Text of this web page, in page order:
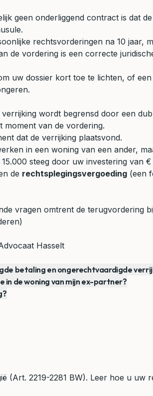
geen onderliggend contract is dat
rechtsvorderingen na 10 jaar,
de vordering is een correcte
uw dossier kort toe te lichten, of een
wordt begrensd door een
moment van de vordering.
dat de verrijking plaatsvond.
in een woning van een ander,
steeg door uw investering van
de rechtsplegingsvergoeding (een
vragen omtrent de terugvordering
Hasselt
betaling en ongerechtvaardigde
in de woning van mijn ex-partner?
(Art. 2219-2281 BW). Leer hoe u